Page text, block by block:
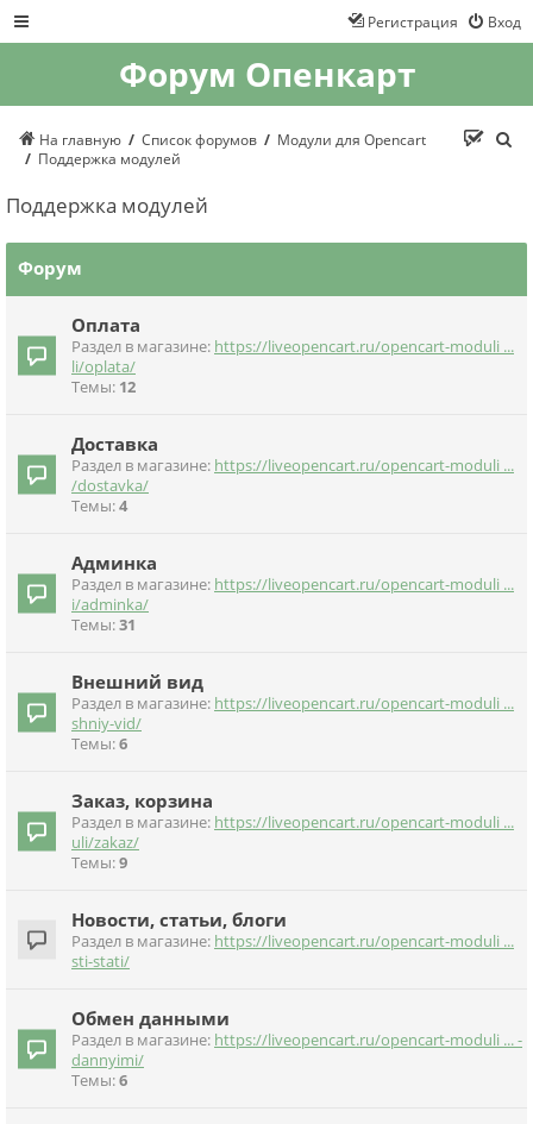
Вход
Регистрация
Форум Опенкарт
На главную Список форумов
Модули для Opencart
Поддержка модулей
Поддержка модулей
Форум
Оплата
Раздел в магазине: https://liveopencart.ru/opencart-moduli ...
li/oplata/
Темы: 12
Доставка
Раздел в магазине: https://liveopencart.ru/opencart-moduli ...
/dostavka/
Темы:4
Админка
Раздел в магазине: https://liveopencart.ru/opencart-moduli ...
i/adminka/
Темы:31
Внешний вид
Раздел в магазине: https://liveopencart.ru/opencart-moduli ...
shniy-vid/
Темы:6
Заказ, корзина
Раздел в магазине: https://liveopencart.ru/opencart-moduli ...
uli/zakaz/
Темы:9
Новости, статьи, блоги
Раздел в магазине: https://liveopencart.ru/opencart-moduli ...
sti-stati/
Обмен данными
Раздел в магазине: https://liveopencart.ru/opencart-moduli ... -
dannyimi/
Темы:6